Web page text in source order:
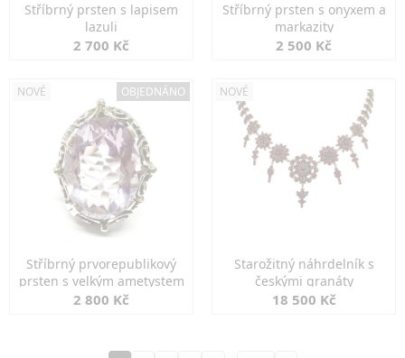
Stříbrný prsten s lapisem
lazuli
2 700 Kč
Stříbrný prsten s onyxem a
markazity
2 500 Kč
NOVÉ OBJEDNÁNO
Stříbrný prvorepublikový
prsten s velkým ametystem
2 800 Kč
NOVÉ
Starožitný náhrdelník s
českými granáty
18 500 Kč